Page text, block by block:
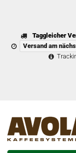
Taggleicher
Versand am